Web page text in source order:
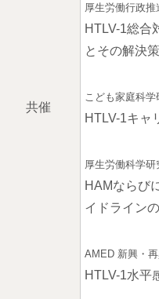
共催
厚生労働行政
HTLV-1総合
とその解決
こども家庭科
HTLV-1キャ
厚生労働科学
HAMならび
イドライン
AMED 新興・
HTLV-1水平